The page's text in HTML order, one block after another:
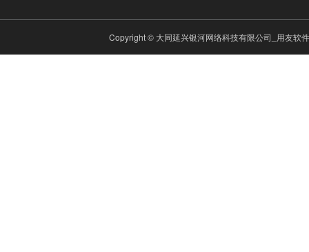
Copyright © 大同延兴银河网络科技有限公司_用友软